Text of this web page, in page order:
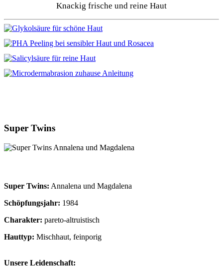
Knackig frische und reine Haut
Super Twins
Super Twins: Annalena und Magdalena
Schöpfungsjahr: 1984
Charakter: pareto-altruistisch
Hauttyp: Mischhaut, feinporig
Unsere Leidenschaft: